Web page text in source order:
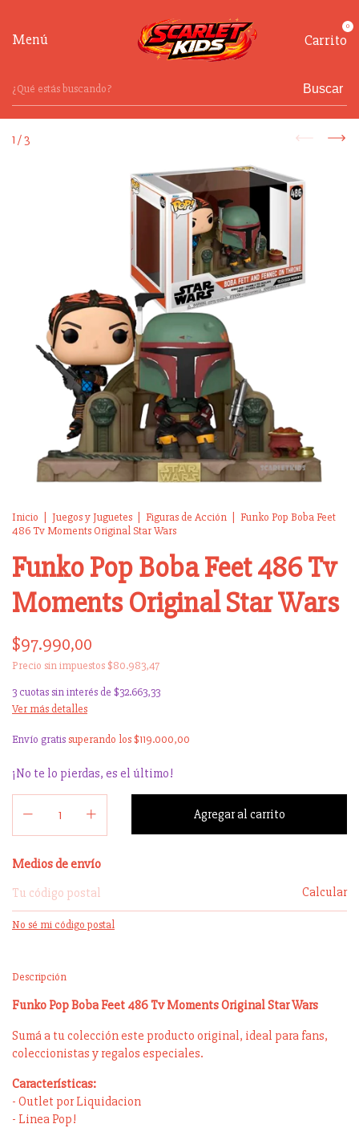
Menú Carrito
0
Buscar
1 /3
Inicio Juegos y Juguetes Figuras de Acción
Funko Pop Boba Feet
486 Tv Moments Original Star Wars
Funko Pop Boba Feet 486 Tv
Moments Original Star Wars
$97.990,00
Precio sin impuestos $80.983,47
3 cuotas sin interés de $32.663,33
Ver más detalles
Envío gratissuperando los$119.000,00
¡No te lo pierdas, es el último!
Entregas para el CP:
Medios de envío
Calcular
No sé mi código postal
Descripción
Funko Pop Boba Feet 486 Tv Moments Original Star Wars
Sumá a tu colección este producto original, ideal para fans,
coleccionistas y regalos especiales.
Características:
- Outlet por Liquidacion
- Linea Pop!